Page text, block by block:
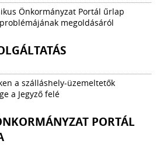
Önkormányzat Portál űrlap
megoldásáról
a szálláshely-üzemeltetők
a Jegyző felé
PORTÁL